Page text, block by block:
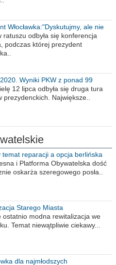
Włocławka:"Dyskutujmy, ale nie
się”
ratuszu odbyła się konferencja
podczas której prezydent
Wyniki PKW z ponad 99
12 lipca odbyła się druga tura
prezydenckich. Największe..
temat reparacji a opcja berlińska
i Platforma Obywatelska dość
oskarża szeregowego posła..
Starego Miasta
ostatnio modna rewitalizacja we
Temat niewątpliwie ciekawy...
dla najmłodszych